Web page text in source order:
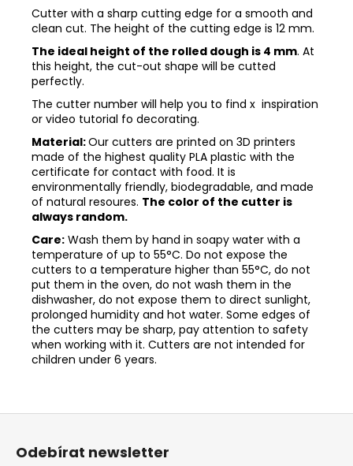
Cutter with a sharp cutting edge for a smooth and
clean cut. The height of the cutting edge is 12 mm.
The ideal height of the rolled dough is 4 mm. At
this height, the cut-out shape will be cutted
perfectly.
The cutter number will help you to find x inspiration
or video tutorial fo decorating.
Material:Our cutters are printed on 3D printers
made of the highest quality PLA plastic with the
certificate for contact with food. It is
environmentally friendly, biodegradable, and made
of natural resoures. The color of the cutter is
always random.
Care: Wash them by hand in soapy water with a
temperature of up to 55°C. Do not expose the
cutters to a temperature higher than 55°C, do not
put them in the oven, do not wash them in the
dishwasher, do not expose them to direct sunlight,
prolonged humidity and hot water. Some edges of
the cutters may be sharp, pay attention to safety
when working with it. Cutters are not intended for
children under 6 years.
Z
Odebírat newsletter